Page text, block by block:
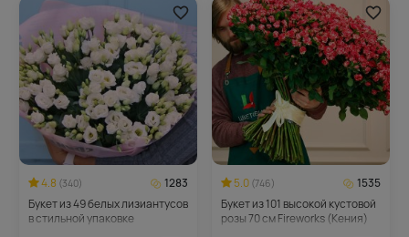
4.8 (340)
1283
Букет из 49 белых лизиантусов
в стильной упаковке
5.0 (746)
1535
Букет из 101 высокой кустовой
розы 70 см Fireworks (Кения)